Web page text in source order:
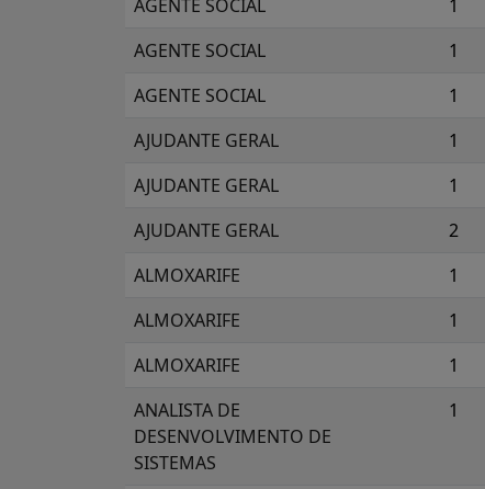
AGENTE SOCIAL
1
AGENTE SOCIAL
1
AGENTE SOCIAL
1
AJUDANTE GERAL
1
AJUDANTE GERAL
1
AJUDANTE GERAL
2
ALMOXARIFE
1
ALMOXARIFE
1
ALMOXARIFE
1
ANALISTA DE
DESENVOLVIMENTO DE
SISTEMAS
1